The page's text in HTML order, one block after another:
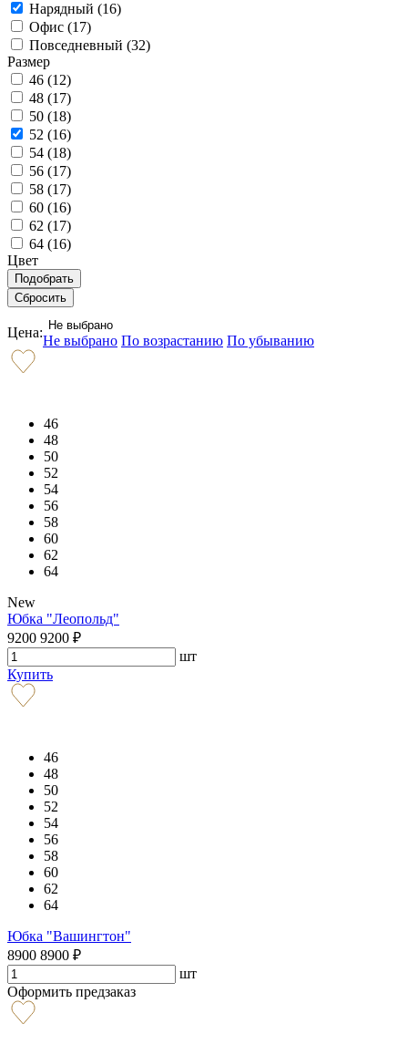
Нарядный (16)
Офис (17)
Повседневный (32)
Размер
46 (12)
48 (17)
50 (18)
52 (16)
54 (18)
56 (17)
58 (17)
60 (16)
62 (17)
64 (16)
Цвет
Цена: Не выбрано
Не выбрано По возрастанию По убыванию
46
48
50
52
54
56
58
60
62
64
New
Юбка "Леопольд"
9200 9200 ₽
шт
Купить
46
48
50
52
54
56
58
60
62
64
Юбка "Вашингтон"
8900 8900 ₽
шт
Оформить предзаказ